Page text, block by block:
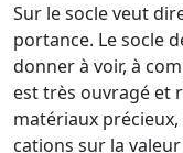
Sur le socle veut
portance. Le socle
donner à voir, à
est très ouvragé et
matériaux
cations sur la